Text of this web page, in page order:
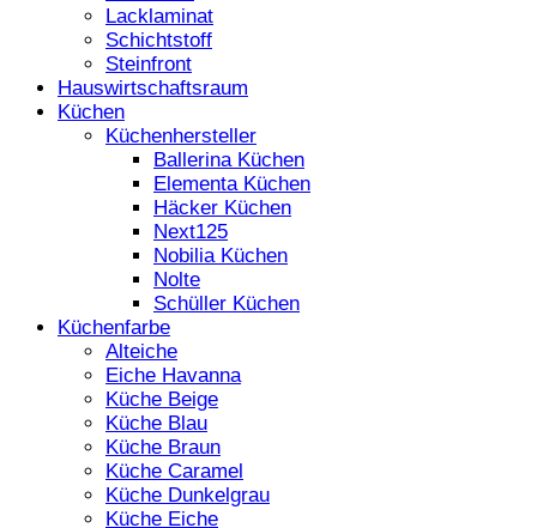
Lacklaminat
Schichtstoff
Steinfront
Hauswirtschaftsraum
Küchen
Küchenhersteller
Ballerina Küchen
Elementa Küchen
Häcker Küchen
Next125
Nobilia Küchen
Nolte
Schüller Küchen
Küchenfarbe
Alteiche
Eiche Havanna
Küche Beige
Küche Blau
Küche Braun
Küche Caramel
Küche Dunkelgrau
Küche Eiche